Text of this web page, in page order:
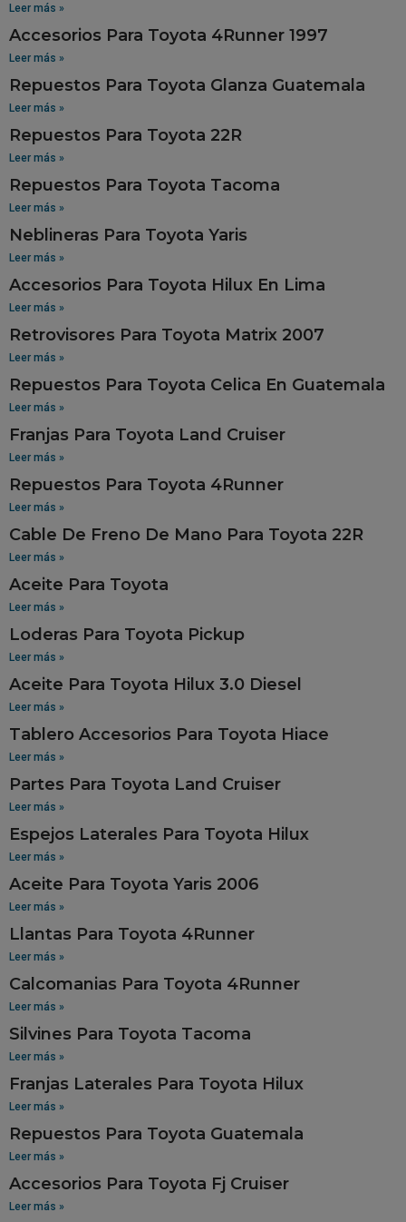
Leer más »
Accesorios Para Toyota 4Runner 1997
Leer más »
Repuestos Para Toyota Glanza Guatemala
Leer más »
Repuestos Para Toyota 22R
Leer más »
Repuestos Para Toyota Tacoma
Leer más »
Neblineras Para Toyota Yaris
Leer más »
Accesorios Para Toyota Hilux En Lima
Leer más »
Retrovisores Para Toyota Matrix 2007
Leer más »
Repuestos Para Toyota Celica En Guatemala
Leer más »
Franjas Para Toyota Land Cruiser
Leer más »
Repuestos Para Toyota 4Runner
Leer más »
Cable De Freno De Mano Para Toyota 22R
Leer más »
Aceite Para Toyota
Leer más »
Loderas Para Toyota Pickup
Leer más »
Aceite Para Toyota Hilux 3.0 Diesel
Leer más »
Tablero Accesorios Para Toyota Hiace
Leer más »
Partes Para Toyota Land Cruiser
Leer más »
Espejos Laterales Para Toyota Hilux
Leer más »
Aceite Para Toyota Yaris 2006
Leer más »
Llantas Para Toyota 4Runner
Leer más »
Calcomanias Para Toyota 4Runner
Leer más »
Silvines Para Toyota Tacoma
Leer más »
Franjas Laterales Para Toyota Hilux
Leer más »
Repuestos Para Toyota Guatemala
Leer más »
Accesorios Para Toyota Fj Cruiser
Leer más »